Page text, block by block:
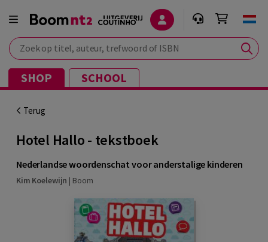
Zoek op titel, auteur, trefwoord of ISBN
SHOP SCHOOL
Terug
Hotel Hallo - tekstboek
Nederlandse woordenschat voor anderstalige kinderen
Kim Koelewijn | Boom